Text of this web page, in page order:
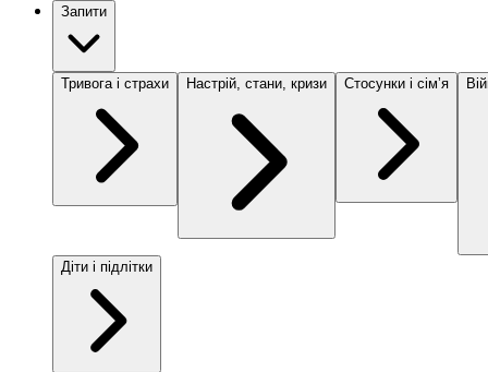
Запити
Тривога і страхи Настрій, стани, кризи Стосунки і сімʼя
Діти і підлітки